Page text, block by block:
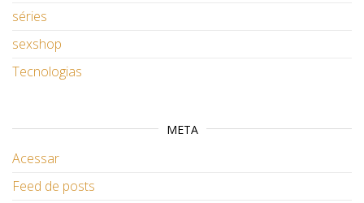
séries
sexshop
Tecnologias
META
Acessar
Feed de posts